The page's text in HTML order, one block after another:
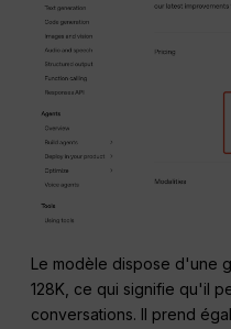
Le modèle dispose d'une
128K, ce qui signifie qu'il
conversations. Il prend